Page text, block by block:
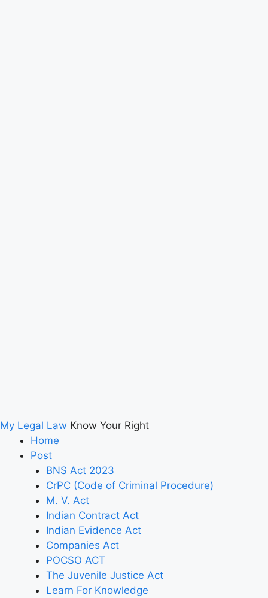
My Legal Law Know Your Right
Home
Post
BNS Act 2023
CrPC (Code of Criminal Procedure)
M. V. Act
Indian Contract Act
Indian Evidence Act
Companies Act
POCSO ACT
The Juvenile Justice Act
Learn For Knowledge